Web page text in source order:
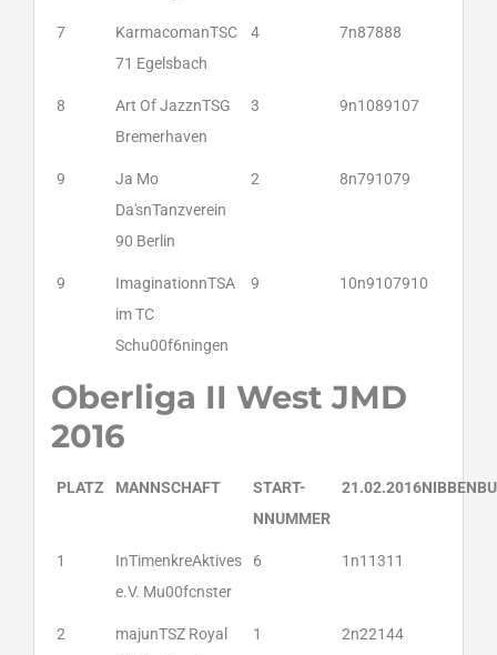
7
KarmacomanTSC
71 Egelsbach
4 7n87888
8
Art Of JazznTSG
Bremerhaven
3 9n1089107
9
Ja Mo
Da'snTanzverein
90 Berlin
2 8n791079
9
ImaginationnTSA
im TC
Schu00f6ningen
9 10n9107910
Oberliga II West JMD
2016
PLATZ MANNSCHAFT
START-
NNUMMER
1
InTimenkreAktives
e.V. Mu00fcnster
6 1n11311
2
majunTSZ Royal
1 2n22144